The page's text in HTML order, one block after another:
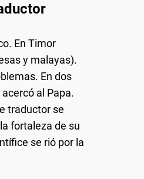
En Timor
y malayas).
En dos
al Papa.
traductor se
fortaleza de su
se rió por la